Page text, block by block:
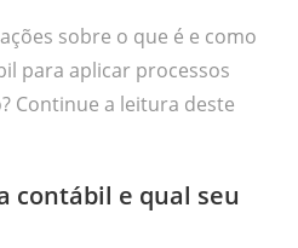
sobre o que é e como
para aplicar processos
Continue a leitura deste
contábil e qual seu